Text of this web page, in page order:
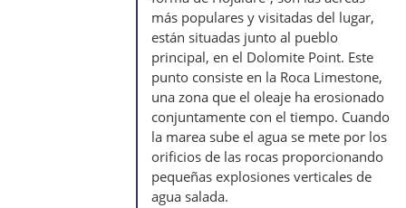
más populares y visitadas del lugar,
están situadas junto al pueblo
principal, en el Dolomite Point. Este
punto consiste en la Roca Limestone,
una zona que el oleaje ha erosionado
conjuntamente con el tiempo. Cuando
la marea sube el agua se mete por los
orificios de las rocas proporcionando
pequeñas explosiones verticales de
agua salada.